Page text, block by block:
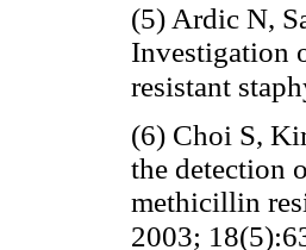
(5) Ardic N,
Investigation
resistant
(6) Choi S,
the detection
methicillin
2003;